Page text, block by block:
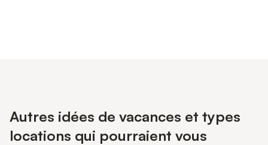
Autres idées de vacances et types
locations qui pourraient vous